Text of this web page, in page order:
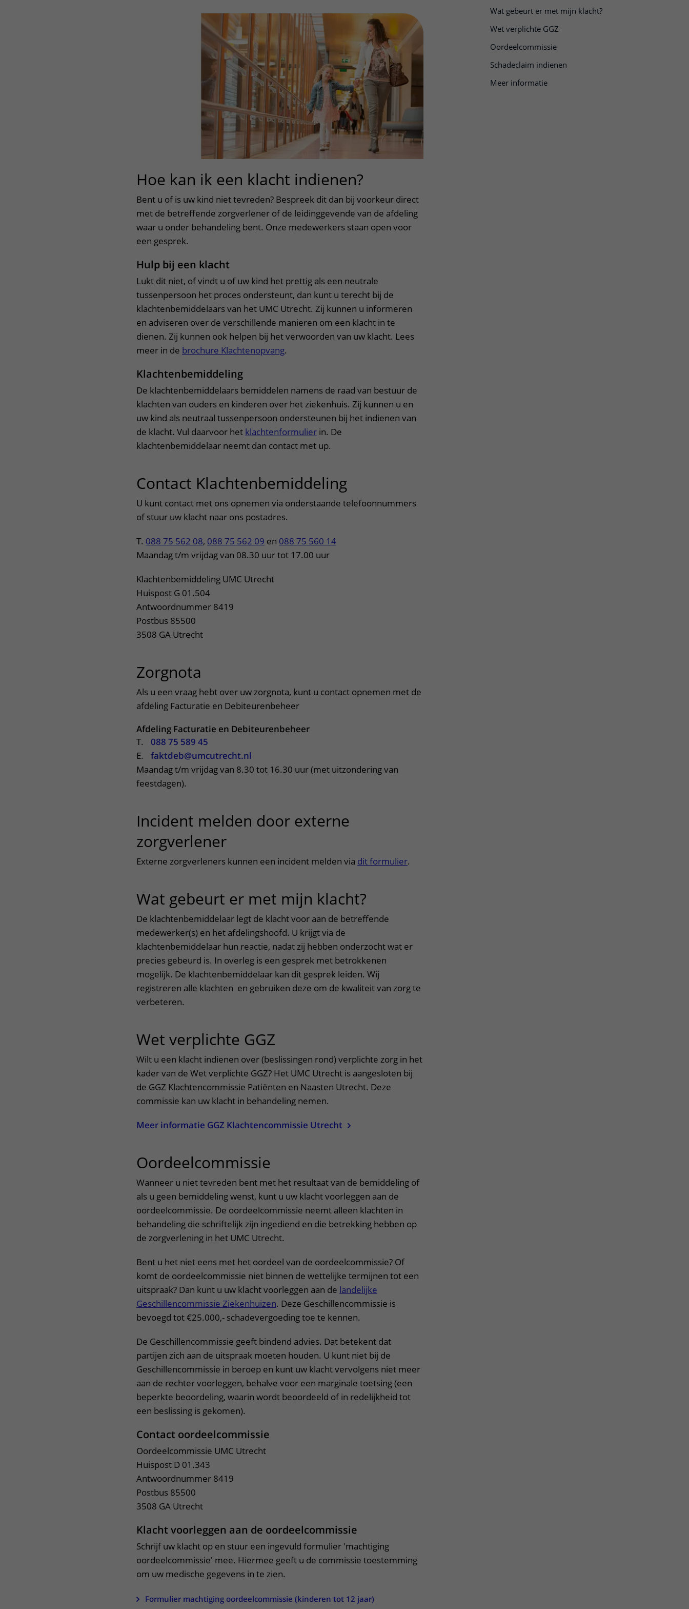
Betere zorg door onderzoek
Wat gebeurt er met mijn klacht?
Wet verplichte GGZ
Oordeelcommissie
Schadeclaim indienen
Meer informatie
Hoe kan ik een klacht indienen?
Bent u of is uw kind niet tevreden? Bespreek dit dan bij voorkeur direct
met de betreffende zorgverlener of de leidinggevende van de afdeling
waar u onder behandeling bent. Onze medewerkers staan open voor
een gesprek.
Hulp bij een klacht
Lukt dit niet, of vindt u of uw kind het prettig als een neutrale
tussenpersoon het proces ondersteunt, dan kunt u terecht bij de
klachtenbemiddelaars van het UMC Utrecht. Zij kunnen u informeren
en adviseren over de verschillende manieren om een klacht in te
dienen. Zij kunnen ook helpen bij het verwoorden van uw klacht. Lees
meer in de brochure Klachtenopvang.
Klachtenbemiddeling
De klachtenbemiddelaars bemiddelen namens de raad van bestuur de
klachten van ouders en kinderen over het ziekenhuis. Zij kunnen u en
uw kind als neutraal tussenpersoon ondersteunen bij het indienen van
de klacht. Vul daarvoor het klachtenformulier in. De
klachtenbemiddelaar neemt dan contact met up.
Contact Klachtenbemiddeling
U kunt contact met ons opnemen via onderstaande telefoonnummers
of stuur uw klacht naar ons postadres.
T. 088 75 562 08, 088 75 562 09 en 088 75 560 14
Maandag t/m vrijdag van 08.30 uur tot 17.00 uur
Klachtenbemiddeling UMC Utrecht
Huispost G 01.504
Antwoordnummer 8419
Postbus 85500
3508 GA Utrecht
Zorgnota
Als u een vraag hebt over uw zorgnota, kunt u contact opnemen met de
afdeling Facturatie en Debiteurenbeheer
Afdeling Facturatie en Debiteurenbeheer
T.
088 75 589 45
E.
faktdeb@umcutrecht.nl
Maandag t/m vrijdag van 8.30 tot 16.30 uur (met uitzondering van
feestdagen).
Incident melden door externe
zorgverlener
Externe zorgverleners kunnen een incident melden via dit formulier.
Wat gebeurt er met mijn klacht?
De klachtenbemiddelaar legt de klacht voor aan de betreffende
medewerker(s) en het afdelingshoofd. U krijgt via de
klachtenbemiddelaar hun reactie, nadat zij hebben onderzocht wat er
precies gebeurd is. In overleg is een gesprek met betrokkenen
mogelijk. De klachtenbemiddelaar kan dit gesprek leiden. Wij
registreren alle klachten en gebruiken deze om de kwaliteit van zorg te
verbeteren.
Wet verplichte GGZ
Wilt u een klacht indienen over (beslissingen rond) verplichte zorg in het
kader van de Wet verplichte GGZ? Het UMC Utrecht is aangesloten bij
de GGZ Klachtencommissie Patiënten en Naasten Utrecht. Deze
commissie kan uw klacht in behandeling nemen.
Meer informatie GGZ Klachtencommissie Utrecht
Oordeelcommissie
Wanneer u niet tevreden bent met het resultaat van de bemiddeling of
als u geen bemiddeling wenst, kunt u uw klacht voorleggen aan de
oordeelcommissie. De oordeelcommissie neemt alleen klachten in
behandeling die schriftelijk zijn ingediend en die betrekking hebben op
de zorgverlening in het UMC Utrecht.
Bent u het niet eens met het oordeel van de oordeelcommissie? Of
komt de oordeelcommissie niet binnen de wettelijke termijnen tot een
uitspraak? Dan kunt u uw klacht voorleggen aan de landelijke
Geschillencommissie Ziekenhuizen. Deze Geschillencommissie is
bevoegd tot €25.000,- schadevergoeding toe te kennen.
De Geschillencommissie geeft bindend advies. Dat betekent dat
partijen zich aan de uitspraak moeten houden. U kunt niet bij de
Geschillencommissie in beroep en kunt uw klacht vervolgens niet meer
aan de rechter voorleggen, behalve voor een marginale toetsing (een
beperkte beoordeling, waarin wordt beoordeeld of in redelijkheid tot
een beslissing is gekomen).
Contact oordeelcommissie
Oordeelcommissie UMC Utrecht
Huispost D 01.343
Antwoordnummer 8419
Postbus 85500
3508 GA Utrecht
Klacht voorleggen aan de oordeelcommissie
Schrijf uw klacht op en stuur een ingevuld formulier 'machtiging
oordeelcommissie' mee. Hiermee geeft u de commissie toestemming
om uw medische gegevens in te zien.
Formulier machtiging oordeelcommissie (kinderen tot 12 jaar)